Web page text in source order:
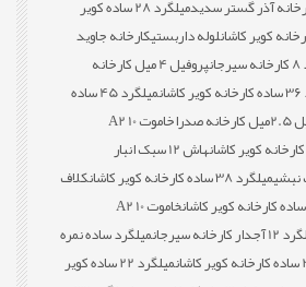
میلگرد 28 ساده کویر
لوله داربستیکارخانه جاوید
پروفیل 4 میل کارخانه
میلگرد 45 ساده
خاموت 10 A2
هاش 12 سبک انبار
نبشیمیلگرد 38 ساده کارخانه کویر کاشان
کلاف
خاموت 10 A2
کارخانه سیرجان
میلگرد ساده نمره
میلگرد 22 ساده کویر